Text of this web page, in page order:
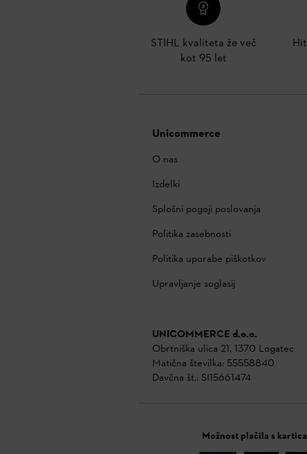
STIHL kvaliteta že več
kot 95 let
Unicommerce
O nas
Izdelki
Splošni pogoji poslovanja
Politika zasebnosti
Politika uporabe piškotkov
Upravljanje soglasij
UNICOMMERCE d.o.o.
Obrtniška ulica 21, 1370 Logatec
Matična številka: 55558840
Davčna št.: SI15661474
Možnost plačila s